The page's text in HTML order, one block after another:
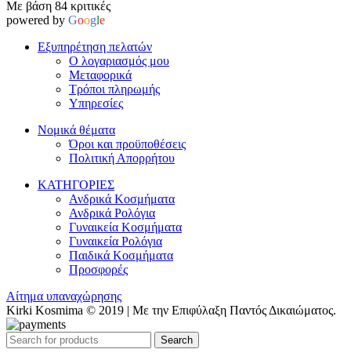
Με βάση 84 κριτικές
powered by Google
Εξυπηρέτηση πελατών
Ο λογαριασμός μου
Μεταφορικά
Τρόποι πληρωμής
Υπηρεσίες
Νομικά θέματα
Όροι και προϋποθέσεις
Πολιτική Απορρήτου
ΚΑΤΗΓΟΡΙΕΣ
Ανδρικά Κοσμήματα
Ανδρικά Ρολόγια
Γυναικεία Κοσμήματα
Γυναικεία Ρολόγια
Παιδικά Κοσμήματα
Προσφορές
Αίτημα υπαναχώρησης
Kirki Kosmima © 2019 | Με την Επιφύλαξη Παντός Δικαιώματος.
Search